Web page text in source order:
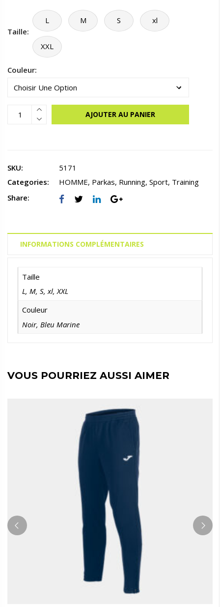
Taille:
L M S xl
XXL
Couleur:
AJOUTER AU PANIER
SKU:
5171
Categories:
HOMME, Parkas, Running, Sport, Training
Share:
INFORMATIONS COMPLÉMENTAIRES
Taille
L, M, S,xl,XXL
Couleur
Noir, Bleu Marine